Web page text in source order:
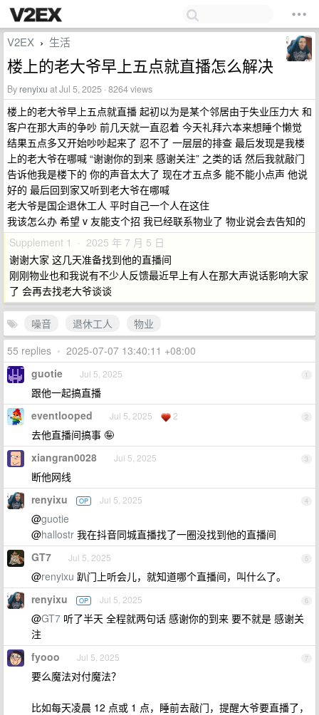
V2EX › 生活
楼上的老大爷早上五点就直播怎么解决
By renyixu at Jul 5, 2025 · 8264 views
楼上的老大爷早上五点就直播 起初以为是某个邻居由于失业压力大 和
客户在那大声的争吵 前几天就一直忍着 今天礼拜六本来想睡个懒觉
结果五点多又开始吵吵起来了 忍不了 一层层的排查 最后发现是我楼
上的老大爷在哪喊 “谢谢你的到来 感谢关注” 之类的话 然后我就敲门
告诉他我是楼下的 你的声音太大了 现在才五点多 能不能小点声 他说
好的 最后回到家又听到老大爷在哪喊
老大爷是国企退休工人 平时自己一个人在这住
我该怎么办 希望 v 友能支个招 我已经联系物业了 物业说会去告知的
Supplement 1 · 2025 年 7 月 5 日
谢谢大家 这几天准备找到他的直播间
刚刚物业也和我说有不少人反馈最近早上有人在那大声说话影响大家
了 会再去找老大爷谈谈
噪音 退休工人
物业
55 replies • 2025-07-07 13:40:11 +08:00
1
guotie Jul 5, 2025
跟他一起搞直播
2
eventlooped Jul 5, 2025 2
去他直播间搞事 🤪
3
xiangran0028 Jul 5, 2025
断他网线
4
renyixu OP Jul 5, 2025
@guotie
@hallostr 我在抖音同城直播找了一圈没找到他的直播间
5
GT7 Jul 5, 2025
@renyixu 趴门上听会儿，就知道哪个直播间，叫什么了。
6
renyixu OP Jul 5, 2025
@GT7 听了半天 全程就两句话 感谢你的到来 要不就是 感谢关
注
7
fyooo Jul 5, 2025
要么魔法对付魔法？
比如每天凌晨 12 点或 1 点，睡前去敲门，提醒大爷要直播了，